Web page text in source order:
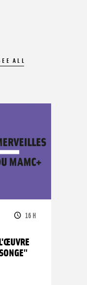
ALL
OPENING TIMES
16 H